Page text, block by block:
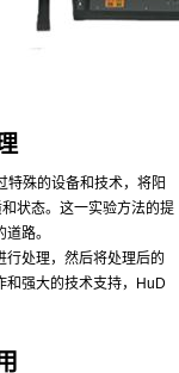
特殊的设备和技术，将阳
状态。这一实验方法的提
路。
行处理，然后将处理后的
和强大的技术支持，HuD